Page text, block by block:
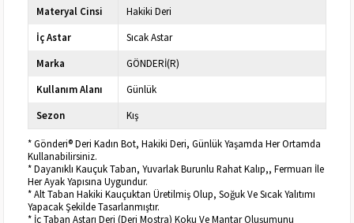
Materyal Cinsi
Hakiki Deri
İç Astar
Sıcak Astar
Marka
GÖNDERİ(R)
Kullanım Alanı
Günlük
Sezon
Kış
* Gönderi® Deri Kadın Bot, Hakiki Deri, Günlük Yaşamda Her Ortamda
Kullanabilirsiniz.
* Dayanıklı Kauçuk Taban, Yuvarlak Burunlu Rahat Kalıp,, Fermuarı İle
Her Ayak Yapısına Uygundur.
* Alt Taban Hakiki Kauçuktan Üretilmiş Olup, Soğuk Ve Sıcak Yalıtımı
Yapacak Şekilde Tasarlanmıştır.
* İç Taban Astarı Deri (Deri Mostra) Koku Ve Mantar Oluşumunu